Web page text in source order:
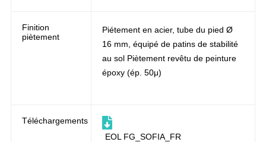
Finition
piètement
Piétement en acier, tube du pied Ø
16 mm, équipé de patins de stabilité
au sol Piètement revêtu de peinture
époxy (ép. 50μ)
Téléchargements
EOL FG_SOFIA_FR